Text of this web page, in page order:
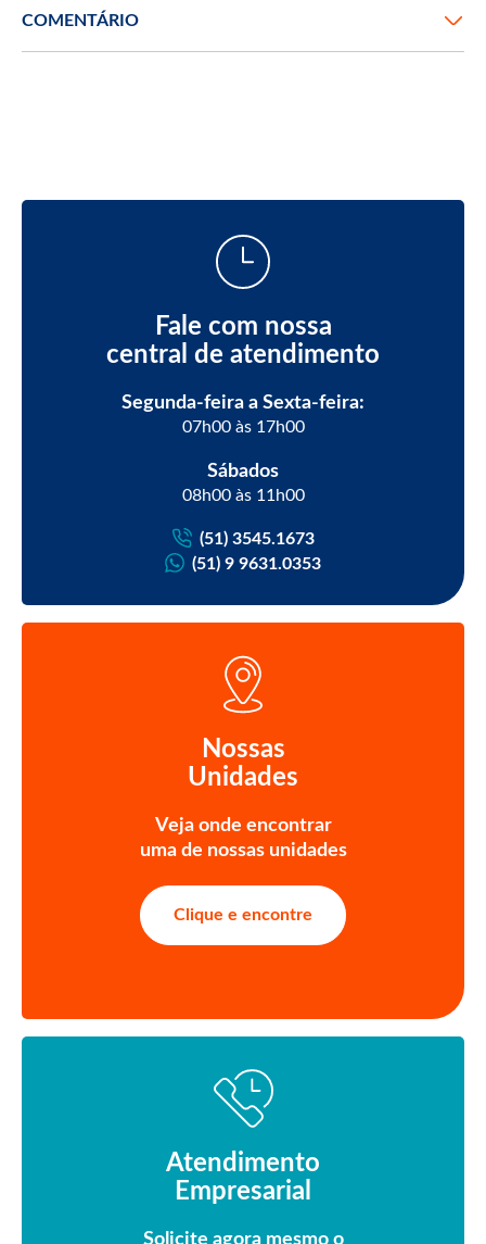
COMENTÁRIO
Fale com nossa
central de atendimento
Segunda-feira a Sexta-feira:
07h00 às 17h00
Sábados
08h00 às 11h00
(51) 3545.1673
(51) 9 9631.0353
Nossas
Unidades
Veja onde encontrar
uma de nossas unidades
Clique e encontre
Atendimento
Empresarial
Solicite agora mesmo o